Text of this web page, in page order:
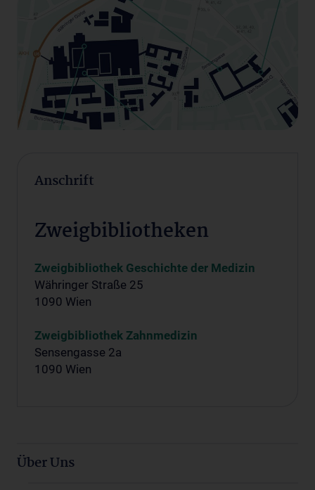
Anschrift
Zweigbibliotheken
Zweigbibliothek Geschichte der Medizin
Währinger Straße 25
1090 Wien
Zweigbibliothek Zahnmedizin
Sensengasse 2a
1090 Wien
Über Uns